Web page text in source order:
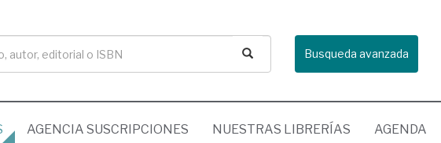
Busqueda avanzada
AGENCIA SUSCRIPCIONES NUESTRAS LIBRERÍAS AGENDA